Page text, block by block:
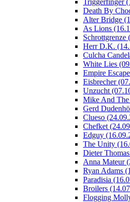
Triggerfinger
Death By
Alter Bridge
As Lions
Schrottgrenze
Herr D.K.
Culcha
White Lies
Empire
Eisbrecher
Unzucht
Mike And The
Gerd
Clueso
Chefket
Edguy
The Unity
Dieter
Anna Mateur
Ryan Adams
Paradisia
Broilers
Flogging